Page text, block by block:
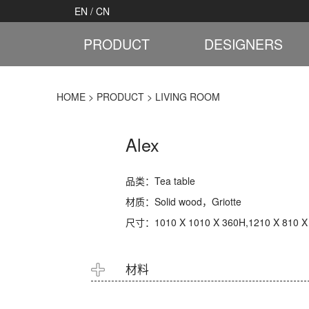
EN / CN
PRODUCT DESIGNERS
HOME > PRODUCT > LIVING ROOM
Alex
品类：Tea table
材质：Solid wood，Griotte
尺寸：1010 X 1010 X 360H,1210 X 810
材料